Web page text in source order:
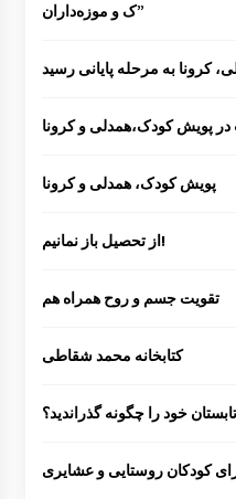
ک و موزه‌داران”
کرونا به مرحله پایانی رسید
پویش کودک،همدلی و کرونا
پویش کودک، همدلی و کرونا
از تحصیل باز نمانیم!
تقویت جسم و روح همراه هم
کتابخانه محمد شقاطی
تابستان خود را چگونه گذراندید؟
کودکان روستایی و عشایری